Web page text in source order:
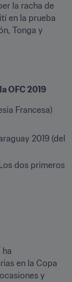
la racha de
en la prueba
Tonga y
OFC 2019
Francesa)
2019 (del
dos primeros
ha
en la Copa
y